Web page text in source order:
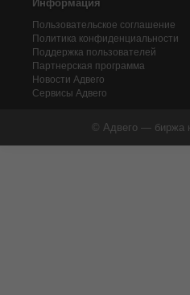
Информация
Пользовательское соглашение
Политика конфиденциальности
Поддержка пользователей
Партнерская программа
Новости Адвего
Сервисы Адвего
© Адвего — биржа